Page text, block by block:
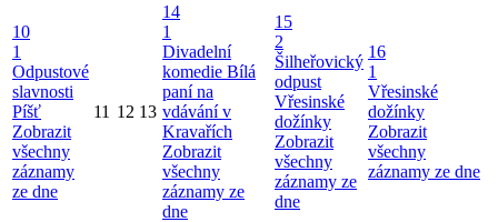
10
1
Odpustové
slavnosti
Píšť
Zobrazit
všechny
záznamy
ze dne
11 12 13
14
1
Divadelní
komedie Bílá
paní na
vdávání v
Kravařích
Zobrazit
všechny
záznamy ze
dne
15
2
Šilheřovický
odpust
Vřesinské
dožínky
Zobrazit
všechny
záznamy ze
dne
16
1
Vřesinské
dožínky
Zobrazit
všechny
záznamy ze dne